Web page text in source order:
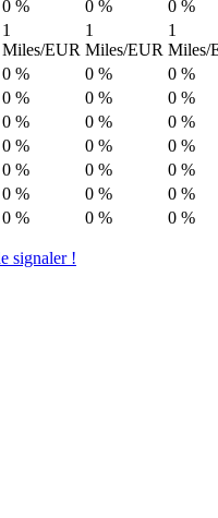
0 % 0 %
0 %
1
Miles/EUR
1
Miles/EUR
1
Miles/
0 % 0 %
0 %
0 % 0 %
0 %
0 % 0 %
0 %
0 % 0 %
0 %
0 % 0 %
0 %
0 % 0 %
0 %
0 % 0 % 0 %
signaler !